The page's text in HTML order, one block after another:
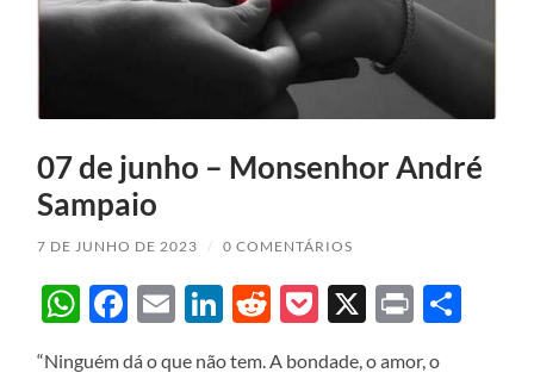
07 de junho – Monsenhor André
Sampaio
7 DE JUNHO DE 2023 / 0 COMENTÁRIOS
WhatsApp
Facebook
EmailLinkedIn
Reddit
Pocket
X Print
“Ninguém dá o que não tem. A bondade, o amor, o